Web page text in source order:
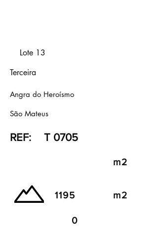
Lote 13
Terceira
Angra do Heroísmo
São Mateus
REF: T 0705
m2
1195 m2
0